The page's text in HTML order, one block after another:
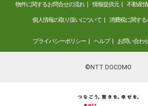
物件に関するお問合せの流れ 情報提供元 不動産
個人情報の取り扱いについて 消費税に関す
プライバシーポリシー ヘルプ お問い合わ
©NTT DOCOMO